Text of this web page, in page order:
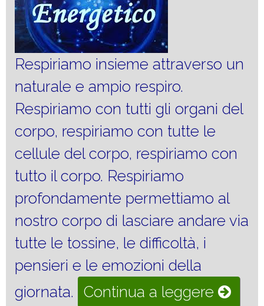
Respiriamo insieme attraverso un
naturale e ampio respiro.
Respiriamo con tutti gli organi del
corpo, respiriamo con tutte le
cellule del corpo, respiriamo con
tutto il corpo. Respiriamo
profondamente permettiamo al
nostro corpo di lasciare andare via
tutte le tossine, le difficoltà, i
pensieri e le emozioni della
giornata.
Continua a leggere